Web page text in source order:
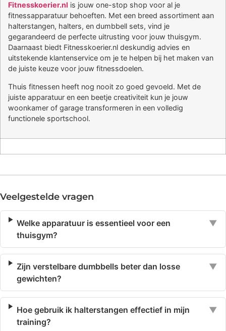
Fitnesskoerier.nl is jouw one-stop shop voor al je
fitnessapparatuur behoeften. Met een breed assortiment aan
halterstangen, halters, en dumbbell sets, vind je
gegarandeerd de perfecte uitrusting voor jouw thuisgym.
Daarnaast biedt Fitnesskoerier.nl deskundig advies en
uitstekende klantenservice om je te helpen bij het maken van
de juiste keuze voor jouw fitnessdoelen.
Thuis fitnessen heeft nog nooit zo goed gevoeld. Met de
juiste apparatuur en een beetje creativiteit kun je jouw
woonkamer of garage transformeren in een volledig
functionele sportschool.
Veelgestelde vragen
Welke apparatuur is essentieel voor een
thuisgym?
▼
Zijn verstelbare dumbbells beter dan losse
gewichten?
▼
Hoe gebruik ik halterstangen effectief in mijn
training?
▼